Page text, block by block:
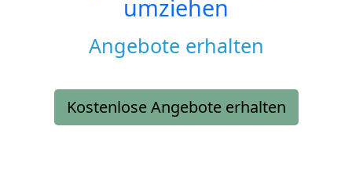
umziehen
Angebote erhalten
Kostenlose Angebote erhalten